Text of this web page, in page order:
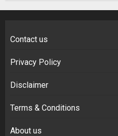
Contact us
Privacy Policy
Disclaimer
Terms & Conditions
About us